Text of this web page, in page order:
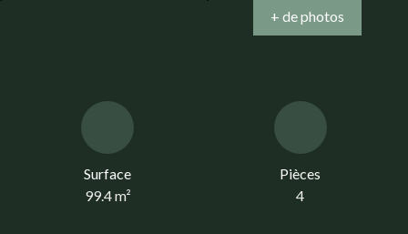
+ de photos
Surface
99.4m²
Pièces
4